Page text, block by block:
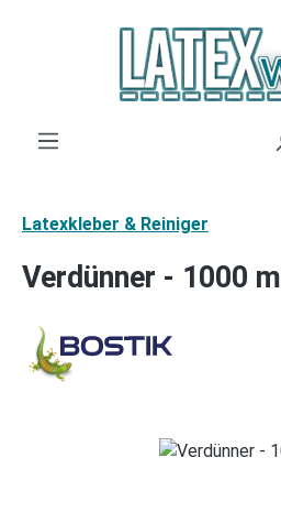
Zum Hauptinhalt springen
Latexkleber & Reiniger
Verdünner - 1000 ml
Bildergalerie überspringen